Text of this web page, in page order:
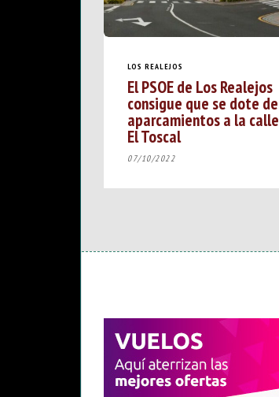
LOS REALEJOS
El PSOE de Los Realejos
consigue que se dote de
aparcamientos a la calle
El Toscal
07/10/2022